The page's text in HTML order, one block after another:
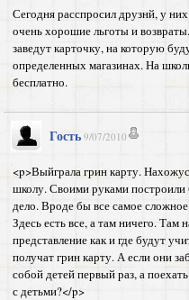
Сегодня расспросил друзнй, у
очень хорошие льготы и
заведут карточку, на которую
определенных магазинах. На
бесплатно.
Гость 9/07/2010
<p>Выйграла грин карту.
школу. Своими руками
дело. Вроде бы все самое
Здесь есть все, а там ничего.
представление как и где будут
получат грин карту. А если они
собой детей первый раз, а
с детьми?</p>